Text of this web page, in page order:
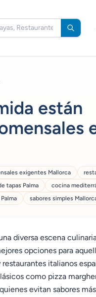
están
exigentes Mallorca
tapas Palma
cocina
sabores simples
diversa escena
opciones para
italianos
como pizza
evitan sabores